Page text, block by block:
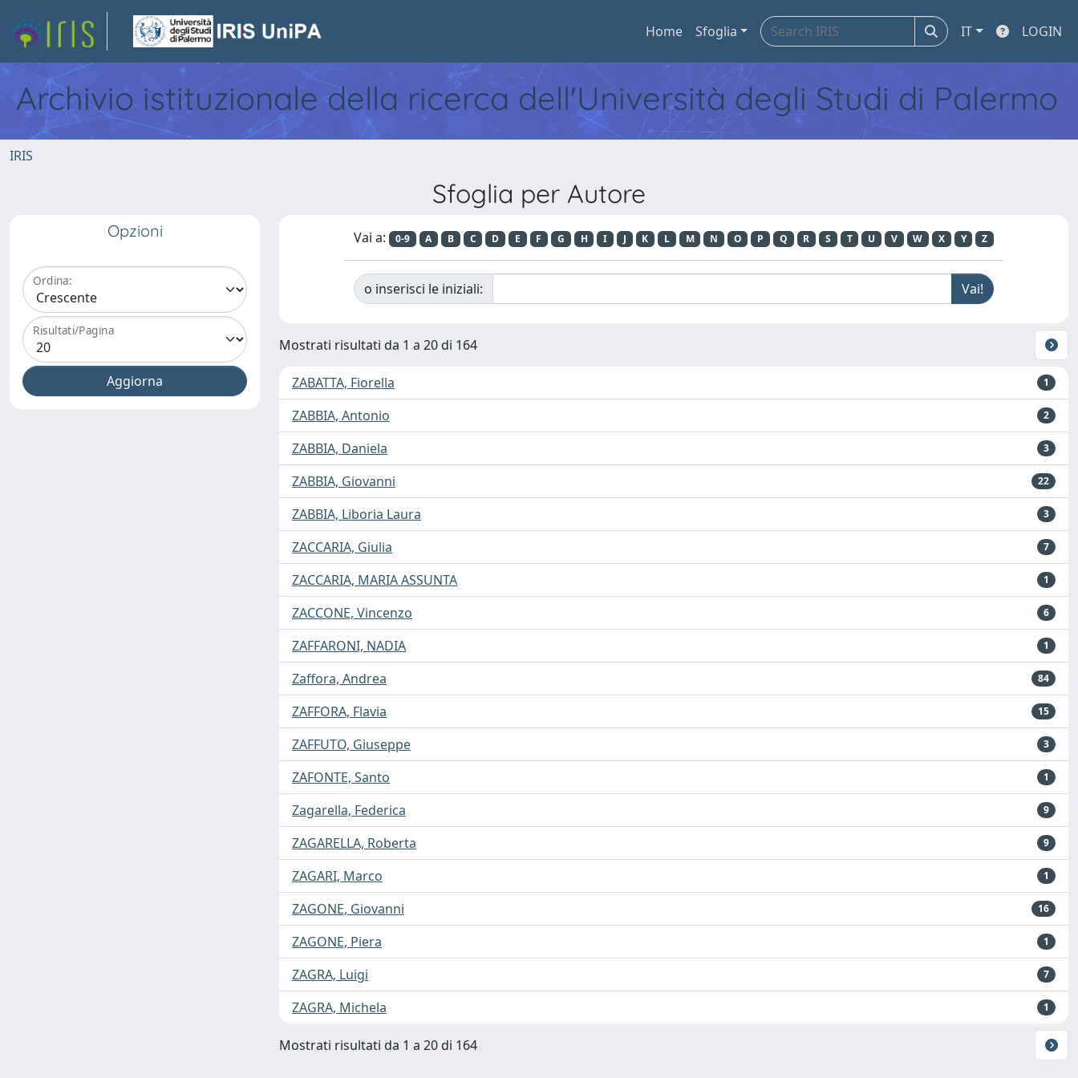
Home Sfoglia IT LOGIN
Archivio istituzionale della ricerca dell'Università degli Studi di Palermo
IRIS
Sfoglia per Autore
Opzioni
Ordina:
Risultati/Pagina
Vai a: 0-9 A B C D E F G H I J K L M N O P Q R S T U V W X Y Z
o inserisci le iniziali:
Mostrati risultati da 1 a 20 di 164
ZABATTA, Fiorella 1
ZABBIA, Antonio 2
ZABBIA, Daniela 3
ZABBIA, Giovanni 22
ZABBIA, Liboria Laura 3
ZACCARIA, Giulia 7
ZACCARIA, MARIA ASSUNTA 1
ZACCONE, Vincenzo 6
ZAFFARONI, NADIA 1
Zaffora, Andrea 84
ZAFFORA, Flavia 15
ZAFFUTO, Giuseppe 3
ZAFONTE, Santo 1
Zagarella, Federica 9
ZAGARELLA, Roberta 9
ZAGARI, Marco 1
ZAGONE, Giovanni 16
ZAGONE, Piera 1
ZAGRA, Luigi 7
ZAGRA, Michela 1
Mostrati risultati da 1 a 20 di 164